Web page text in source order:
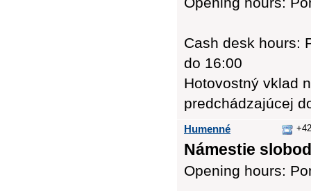
Cash desk hours:
do 16:00
Hotovostný vklad
predchádzajúcej
Humenné
Námestie
Opening hours: